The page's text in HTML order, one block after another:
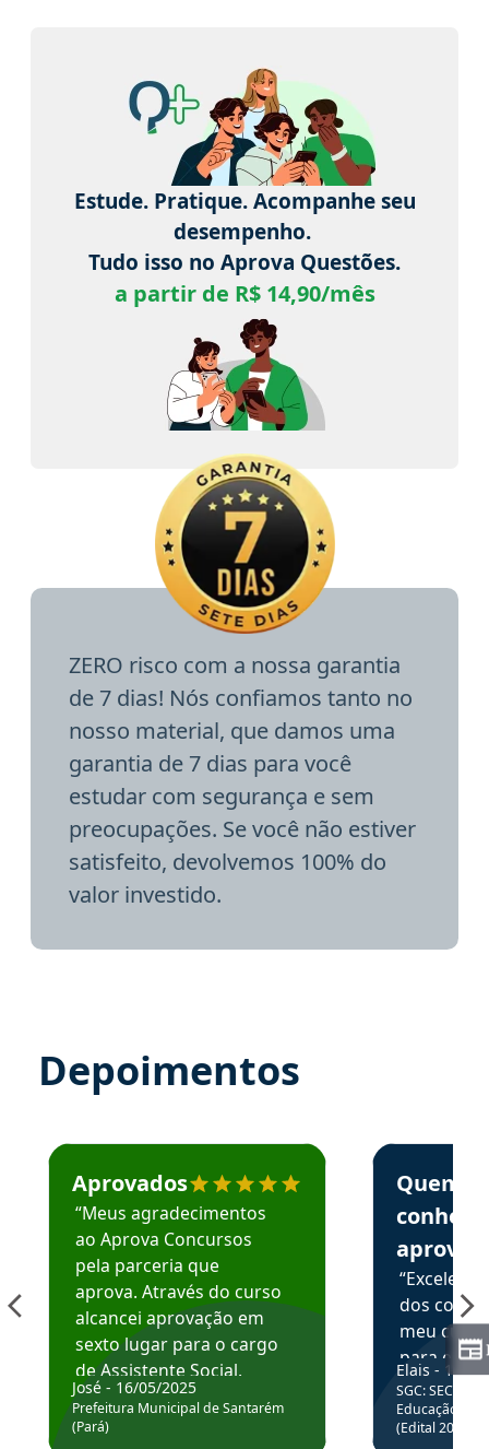
Estude. Pratique. Acompanhe seu
desempenho.
Tudo isso no Aprova Questões.
a partir de R$ 14,90/mês
ZERO risco com a nossa garantia
de 7 dias! Nós confiamos tanto no
nosso material, que damos uma
garantia de 7 dias para você
estudar com segurança e sem
preocupações. Se você não estiver
satisfeito, devolvemos 100% do
valor investido.
Depoimentos
Estudante José recomenda o Aprova Concursos em
Aprovados
“Meus agradecimentos
ao Aprova Concursos
pela parceria que
aprova. Através do curso
alcancei aprovação em
sexto lugar para o cargo
de Assistente Social.
Hoje estou atuando na
Prefeitura de Santarém.
José - 16/05/2025
Prefeitura Municipal de Santarém
(Pará)
Estudante
Quem
aprova
dos
meu
para
colocar
através
de
Elais - 15/
SGC: SEC BA
Educação
(Edital